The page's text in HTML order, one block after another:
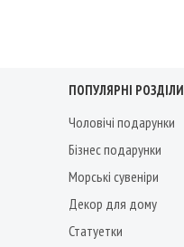
ПОПУЛЯРНІ РОЗДІЛИ
Чоловічі подарунки
Бізнес подарунки
Морські сувеніри
Декор для дому
Статуетки